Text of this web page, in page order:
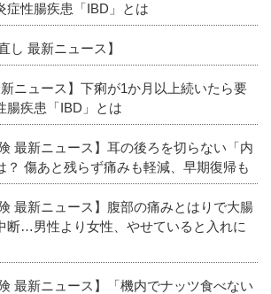
性腸疾患「IBD」とは
し 最新ニュース】
新ニュース】下痢が1か月以上続いたら要
疾患「IBD」とは
最新ニュース】耳の後ろを切らない「内
？ 傷あと残らず痛みも軽減、早期復帰も
最新ニュース】腹部の痛みとはりで大腸
断…男性より女性、やせていると入れに
最新ニュース】「機内でナッツ食べない